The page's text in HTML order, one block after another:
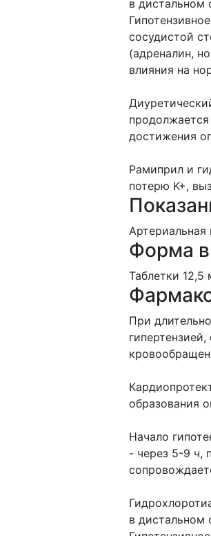
в дистальном
сосудистой
(адреналин,
влияния на
продолжается
достижения
Рамиприл и
потерю K+,
Артериальная
Форма
Таблетки 12,5
При
образования
Начало
- через 5-9 ч,
в дистальном